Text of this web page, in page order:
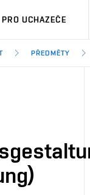
PRO UCHAZEČE
PŘEDMĚTY